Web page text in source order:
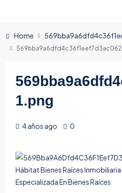
Home
1.png
4 años ago 0